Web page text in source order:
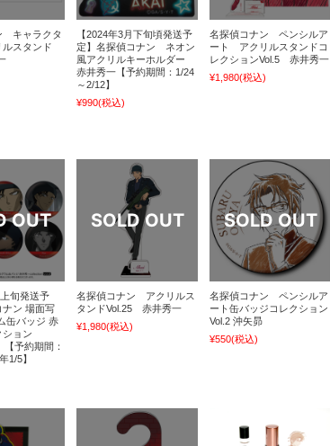
キャラクタ
ルスタンド
【2024年3月下旬頃発送予
定】名探偵コナン ネオン
風アクリルキーホルダー
赤井秀一【予約期間：1/24
～2/12】
¥990(税込)
名探偵コナン ペンシルア
ート アクリルスタンドコ
レクションVol.5 赤井秀一
¥1,980(税込)
上旬発送予
ナン 場面写
缶バッジ 赤
ション
予約期間：
1/5】
名探偵コナン アクリルス
タンドVol.25 赤井秀一
¥1,980(税込)
名探偵コナン ペンシルア
ート缶バッジコレクション
Vol.2 沖矢昴
¥550(税込)